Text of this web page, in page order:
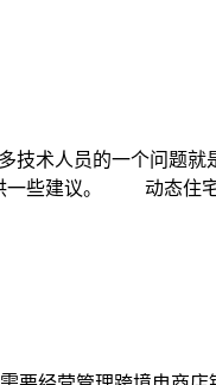
技术人员的一个问题就
提供一些建议。 动态